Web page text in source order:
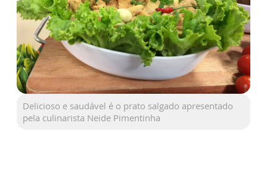
Delicioso e saudável é o prato salgado apresentado
pela culinarista Neide Pimentinha